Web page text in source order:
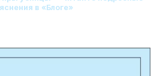
в «Блоге»